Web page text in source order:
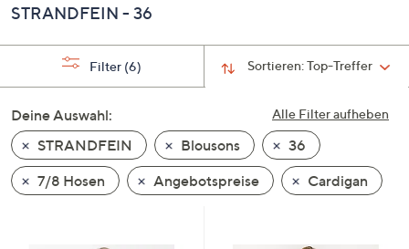
verwenden
oben
und
nach
unten
STRANDFEIN - 36
Sortieren:Top-Treffer
Filter (6)
Alle Filter aufheben
Deine Auswahl:
STRANDFEIN
Blousons
36
7/8 Hosen
Angebotspreise Cardigan